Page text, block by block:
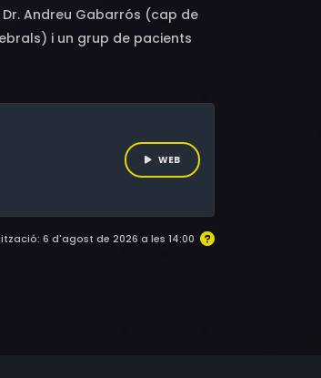
Andreu Gabarrós (cap de
i un grup de pacients
al Teatre Joventut de
i artistes com Estopa,
el documental ens apropa a
de vida.
WEB
6 d'agost de 2026 a les 14:00